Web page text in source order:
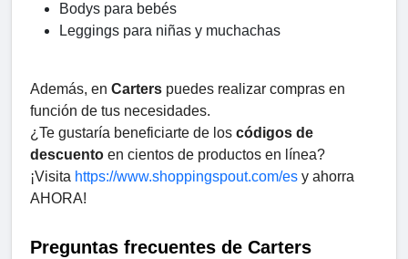
Bodys para bebés
Leggings para niñas y muchachas
Además, en Carters puedes realizar compras en
función de tus necesidades.
¿Te gustaría beneficiarte de los códigos de
descuento en cientos de productos en línea?
¡Visita https://www.shoppingspout.com/es y ahorra
AHORA!
Preguntas frecuentes de Carters